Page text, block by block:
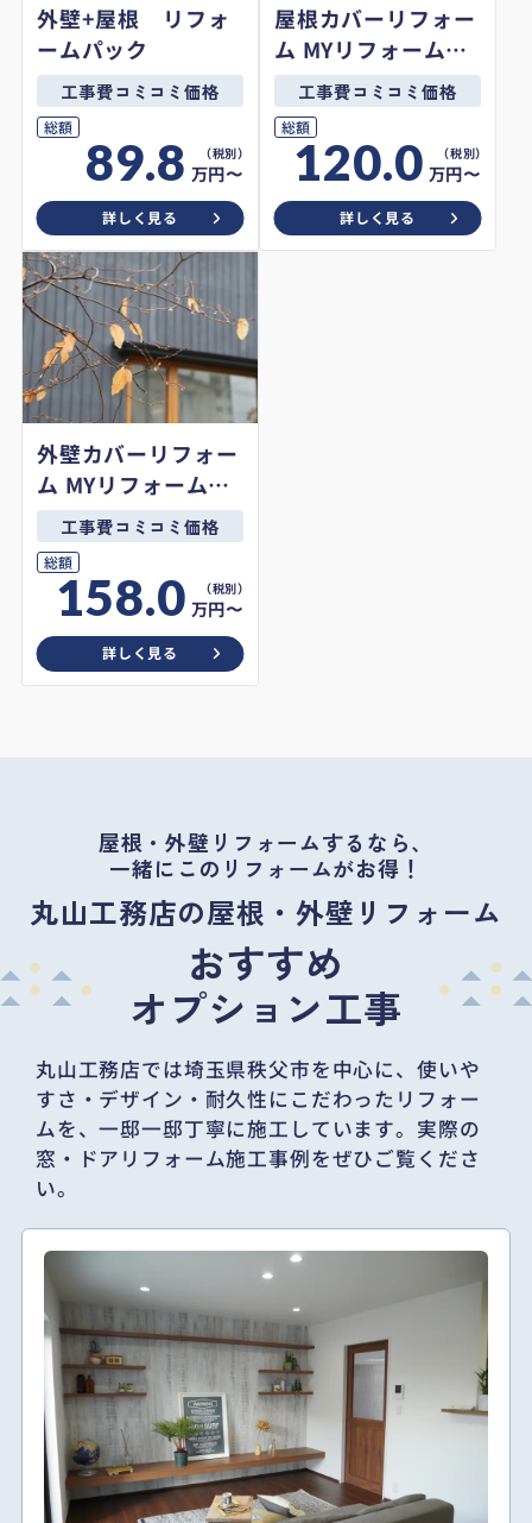
外壁+屋根 リフォ
ームパック
工事費コミコミ価格
総額
89.8 万円〜
詳しく見る
屋根カバーリフォー
ム MYリフォームオ
リジナルプラン
工事費コミコミ価格
総額
120.0 万円〜
詳しく見る
外壁カバーリフォー
ム MYリフォームオ
リジナルプラン
工事費コミコミ価格
総額
158.0 万円〜
詳しく見る
屋根・外壁リフォームするなら、
一緒にこのリフォームがお得！
丸山工務店の屋根・外壁リフォーム
おすすめ
オプション工事
丸山工務店では埼玉県秩父市を中心に、 使いや
すさ・デザイン・耐久性にこだわったリフォー
ムを、一邸一邸丁寧に施工しています。 実際の
窓・ドアリフォーム施工事例をぜひご覧くださ
い。